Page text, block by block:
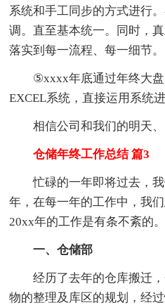
系统和手工同步的方式进行
调。直至基本统一。同时，
落实到每一流程、每一细节。
⑤xxxx年底通过年终大盘
EXCEL系统，直接运用系统
相信公司和我们的明天、
仓储年终工作总结 篇3
忙碌的一年即将过去，我
年，在每一年的工作中，我
20xx年的工作是有条不紊的。
一、仓储部
经历了去年的仓库搬迁，
物的整理及库区的规划，经